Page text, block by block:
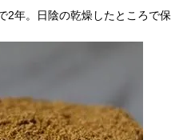
2年。日陰の乾燥したところで保